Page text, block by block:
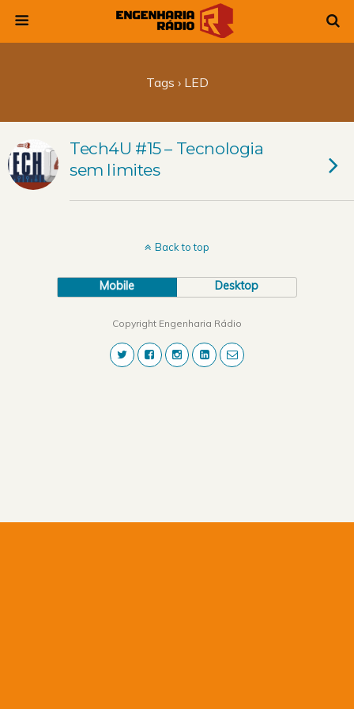
Tags › LED
Tech4U #15 – Tecnologia
sem limites
Back to top
Mobile Desktop
Copyright Engenharia Rádio